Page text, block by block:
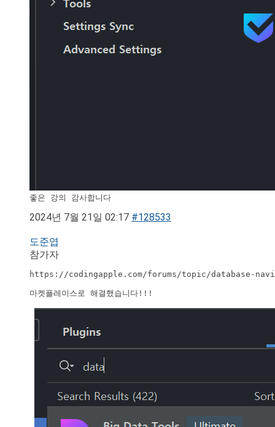
좋은 강의 감사합니다
2024년 7월 21일 02:17 #128533
도준엽
참가자
https://codingapple.com/forums/topic/database-
마켓플레이스로 해결했습니다!!!